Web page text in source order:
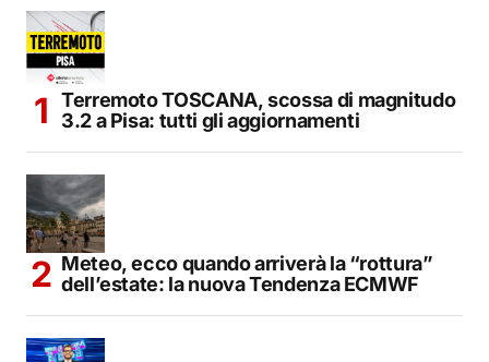
Terremoto TOSCANA, scossa di magnitudo
3.2 a Pisa: tutti gli aggiornamenti
Meteo, ecco quando arriverà la “rottura”
dell’estate: la nuova Tendenza ECMWF